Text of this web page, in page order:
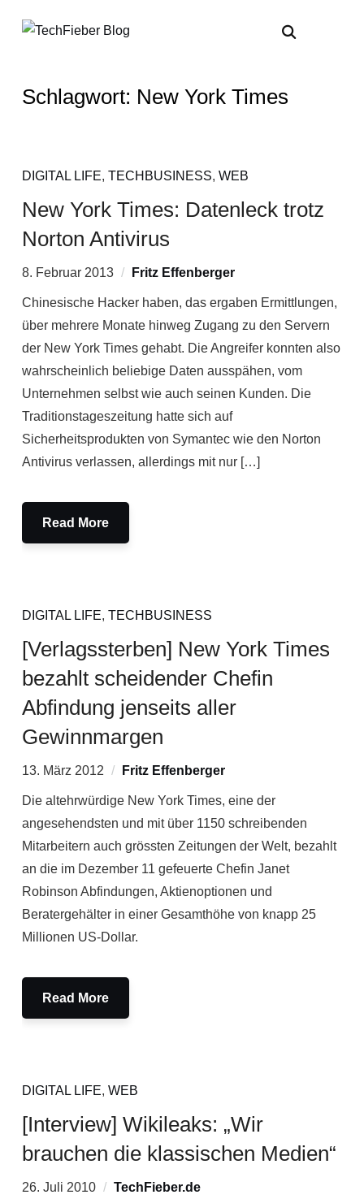
Schlagwort: New York Times
DIGITAL LIFE, TECHBUSINESS, WEB
New York Times: Datenleck trotz
Norton Antivirus
8. Februar 2013 Fritz Effenberger
Chinesische Hacker haben, das ergaben Ermittlungen,
über mehrere Monate hinweg Zugang zu den Servern
der New York Times gehabt. Die Angreifer konnten also
wahrscheinlich beliebige Daten ausspähen, vom
Unternehmen selbst wie auch seinen Kunden. Die
Traditionstageszeitung hatte sich auf
Sicherheitsprodukten von Symantec wie den Norton
Antivirus verlassen, allerdings mit nur […]
Read More
DIGITAL LIFE, TECHBUSINESS
[Verlagssterben] New York Times
bezahlt scheidender Chefin
Abfindung jenseits aller
Gewinnmargen
13. März 2012 Fritz Effenberger
Die altehrwürdige New York Times, eine der
angesehendsten und mit über 1150 schreibenden
Mitarbeitern auch grössten Zeitungen der Welt, bezahlt
an die im Dezember 11 gefeuerte Chefin Janet
Robinson Abfindungen, Aktienoptionen und
Beratergehälter in einer Gesamthöhe von knapp 25
Millionen US-Dollar.
Read More
DIGITAL LIFE, WEB
[Interview] Wikileaks: „Wir
brauchen die klassischen Medien“
26. Juli 2010 TechFieber.de